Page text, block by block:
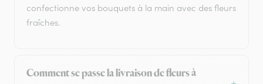
confectionne vos bouquets à la main avec des fleurs
fraîches.
Comment se passe la livraison de fleurs à